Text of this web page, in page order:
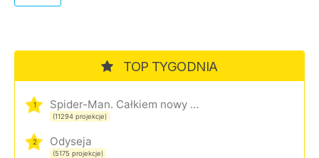
TOP TYGODNIA
1 Spider-Man. Całkiem nowy dzień
(11294 projekcje)
2 Odyseja
(5175 projekcje)